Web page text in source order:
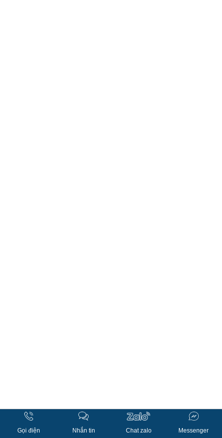
Gọi điện Nhắn tin Chat zalo Messenger